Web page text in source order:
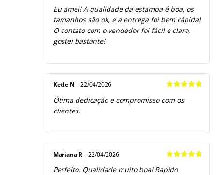
de 5
Eu amei! A qualidade da estampa é boa, os
tamanhos são ok, e a entrega foi bem rápida!
O contato com o vendedor foi fácil e claro,
gostei bastante!
de 5
Ketle N – 22/04/2026
Ótima dedicação e compromisso com os
clientes.
de 5
Mariana R – 22/04/2026
Perfeito. Qualidade muito boa! Rapido